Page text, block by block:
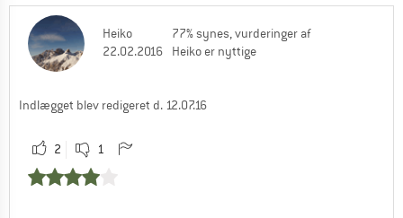
Heiko
22.02.2016
77% synes, vurderinger af
Heiko er nyttige
Indlægget blev redigeret d. 12.07.16
2 1